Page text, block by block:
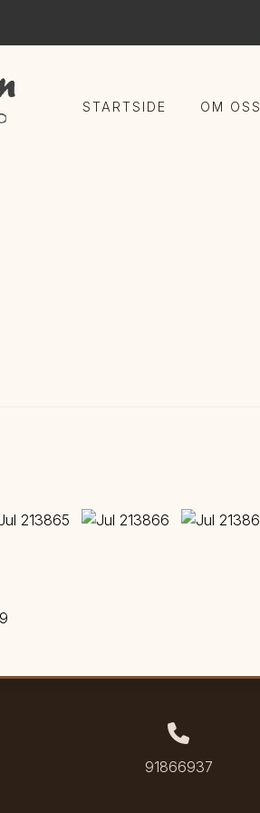
STARTSIDE OM OSS
91866937